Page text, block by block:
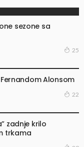
sezone sa
25
Alonsom
22
zadnje krilo
trkama